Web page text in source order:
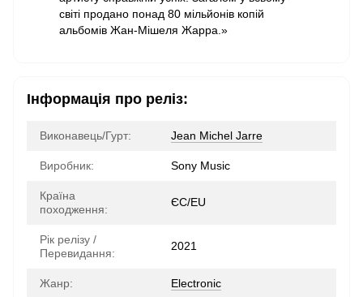
світі продано понад 80 мільйонів копій
альбомів Жан-Мішеля Жарра.»
Інформація про реліз:
Виконавець/Гурт: Jean Michel Jarre
Виробник: Sony Music
Країна
походження:
ЄС/EU
Рік релізу /
Перевидання:
2021
Жанр: Electronic